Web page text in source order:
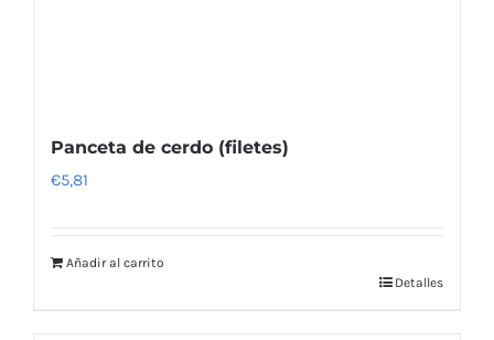
Panceta de cerdo (filetes)
€5,81
Añadir al carrito
Detalles